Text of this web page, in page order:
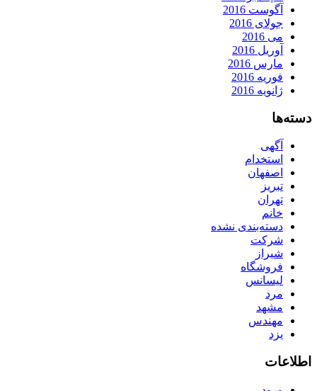
آگوست 2016
جولای 2016
می 2016
آوریل 2016
مارس 2016
فوریه 2016
ژانویه 2016
دسته‌ها
آگهی
استخدام
اصفهان
تبریز
تهران
خانم
دسته‌بندی نشده
شرکت
شیراز
فروشگاه
لیسانس
مرد
مشهد
مهندس
یزد
اطلاعات